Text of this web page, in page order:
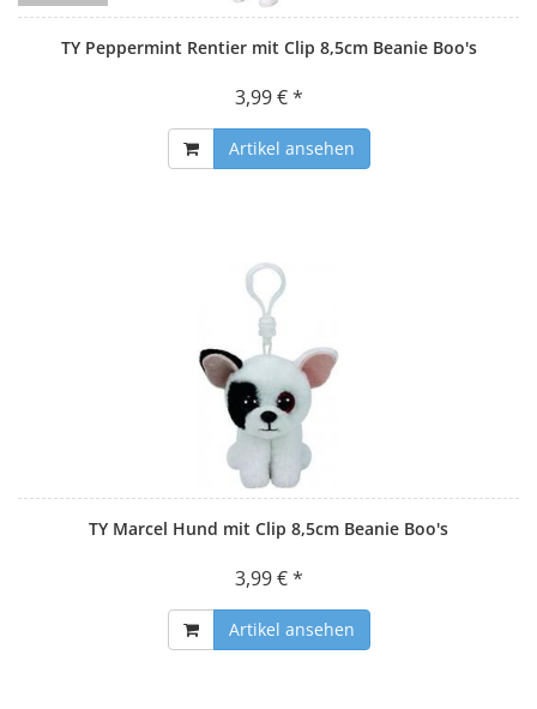
TY Peppermint Rentier mit Clip 8,5cm Beanie Boo's
3,99 € *
Artikel ansehen
TY Marcel Hund mit Clip 8,5cm Beanie Boo's
3,99 € *
Artikel ansehen